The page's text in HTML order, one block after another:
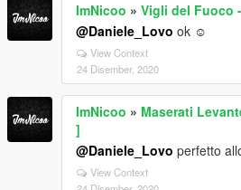
ImNicoo » Vigli del Fuoco
@Daniele_Lovo ok ☺
View Context
24 Disember, 2020
ImNicoo » Maserati
]
@Daniele_Lovo perfetto
View Context